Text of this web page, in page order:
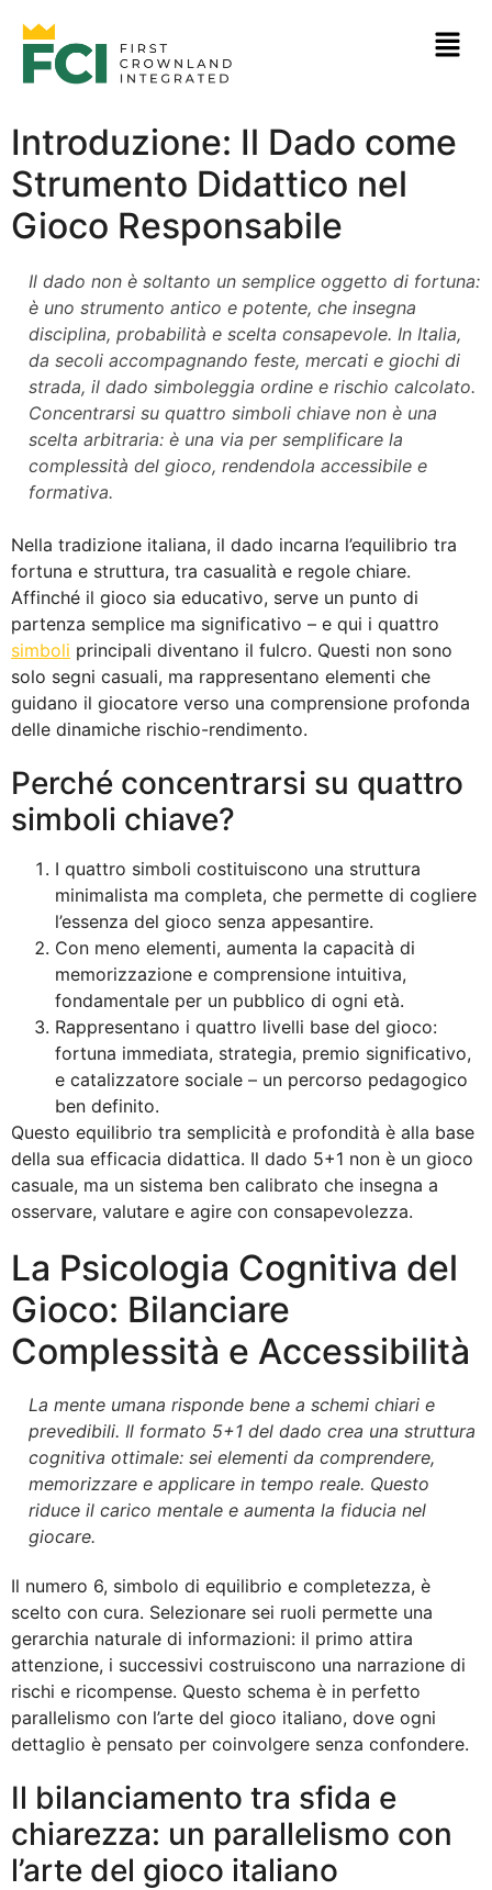
Introduzione: Il Dado come
Strumento Didattico nel
Gioco Responsabile
Il dado non è soltanto un semplice oggetto di fortuna:
è uno strumento antico e potente, che insegna
disciplina, probabilità e scelta consapevole. In Italia,
da secoli accompagnando feste, mercati e giochi di
strada, il dado simboleggia ordine e rischio calcolato.
Concentrarsi su quattro simboli chiave non è una
scelta arbitraria: è una via per semplificare la
complessità del gioco, rendendola accessibile e
formativa.
Nella tradizione italiana, il dado incarna l’equilibrio tra
fortuna e struttura, tra casualità e regole chiare.
Affinché il gioco sia educativo, serve un punto di
partenza semplice ma significativo – e qui i quattro
simboli principali diventano il fulcro. Questi non sono
solo segni casuali, ma rappresentano elementi che
guidano il giocatore verso una comprensione profonda
delle dinamiche rischio-rendimento.
Perché concentrarsi su quattro
simboli chiave?
I quattro simboli costituiscono una struttura
minimalista ma completa, che permette di cogliere
l’essenza del gioco senza appesantire.
Con meno elementi, aumenta la capacità di
memorizzazione e comprensione intuitiva,
fondamentale per un pubblico di ogni età.
Rappresentano i quattro livelli base del gioco:
fortuna immediata, strategia, premio significativo,
e catalizzatore sociale – un percorso pedagogico
ben definito.
Questo equilibrio tra semplicità e profondità è alla base
della sua efficacia didattica. Il dado 5+1 non è un gioco
casuale, ma un sistema ben calibrato che insegna a
osservare, valutare e agire con consapevolezza.
La Psicologia Cognitiva del
Gioco: Bilanciare
Complessità e Accessibilità
La mente umana risponde bene a schemi chiari e
prevedibili. Il formato 5+1 del dado crea una struttura
cognitiva ottimale: sei elementi da comprendere,
memorizzare e applicare in tempo reale. Questo
riduce il carico mentale e aumenta la fiducia nel
giocare.
Il numero 6, simbolo di equilibrio e completezza, è
scelto con cura. Selezionare sei ruoli permette una
gerarchia naturale di informazioni: il primo attira
attenzione, i successivi costruiscono una narrazione di
rischi e ricompense. Questo schema è in perfetto
parallelismo con l’arte del gioco italiano, dove ogni
dettaglio è pensato per coinvolgere senza confondere.
Il bilanciamento tra sfida e
chiarezza: un parallelismo con
l’arte del gioco italiano